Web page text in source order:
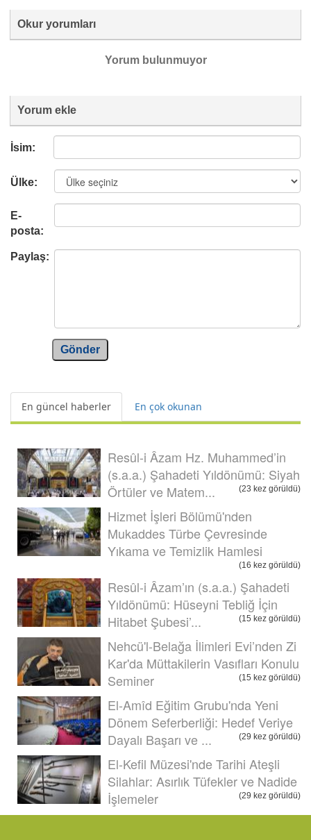
Okur yorumları
Yorum bulunmuyor
Yorum ekle
İsim:
Ülke:
E-
posta:
Paylaş:
Gönder
En güncel haberler En çok okunan
Resûl-i Âzam Hz. Muhammed’in
(s.a.a.) Şahadeti Yıldönümü: Siyah
Örtüler ve Matem...
(23 kez görüldü)
Hizmet İşleri Bölümü'nden
Mukaddes Türbe Çevresinde
Yıkama ve Temizlik Hamlesi
(16 kez görüldü)
Resûl-i Âzam’ın (s.a.a.) Şahadeti
Yıldönümü: Hüseyni Tebliğ İçin
Hitabet Şubesi’...
(15 kez görüldü)
Nehcü'l-Belağa İlimleri Evi’nden Zi
Kar'da Müttakilerin Vasıfları Konulu
Seminer
(15 kez görüldü)
El-Amîd Eğitim Grubu'nda Yeni
Dönem Seferberliği: Hedef Veriye
Dayalı Başarı ve ...
(29 kez görüldü)
El-Kefil Müzesi'nde Tarihi Ateşli
Silahlar: Asırlık Tüfekler ve Nadide
İşlemeler
(29 kez görüldü)